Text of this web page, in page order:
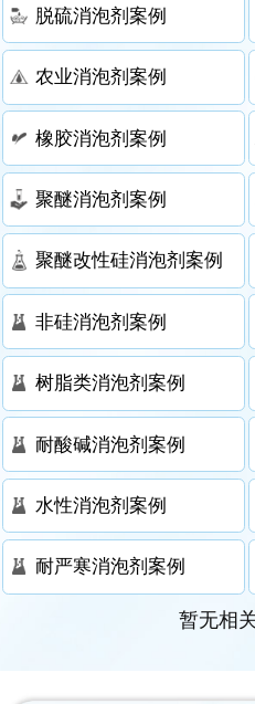
脱硫消泡剂案例
农业消泡剂案例
橡胶消泡剂案例
聚醚消泡剂案例
聚醚改性硅消泡剂案例
非硅消泡剂案例
树脂类消泡剂案例
耐酸碱消泡剂案例
水性消泡剂案例
耐严寒消泡剂案例
暂无相